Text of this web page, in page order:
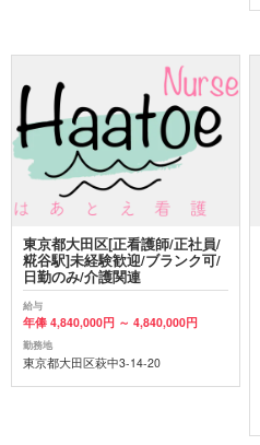
東京都大田区[正看護師/正社員/
糀谷駅]未経験歓迎/ブランク可/
日勤のみ/介護関連
給与
年俸 4,840,000円 ～ 4,840,000円
勤務地
東京都大田区萩中3‐14‐20